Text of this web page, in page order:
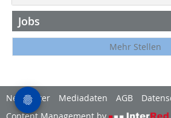
Jobs
Mehr Stellen
Newsletter Mediadaten AGB